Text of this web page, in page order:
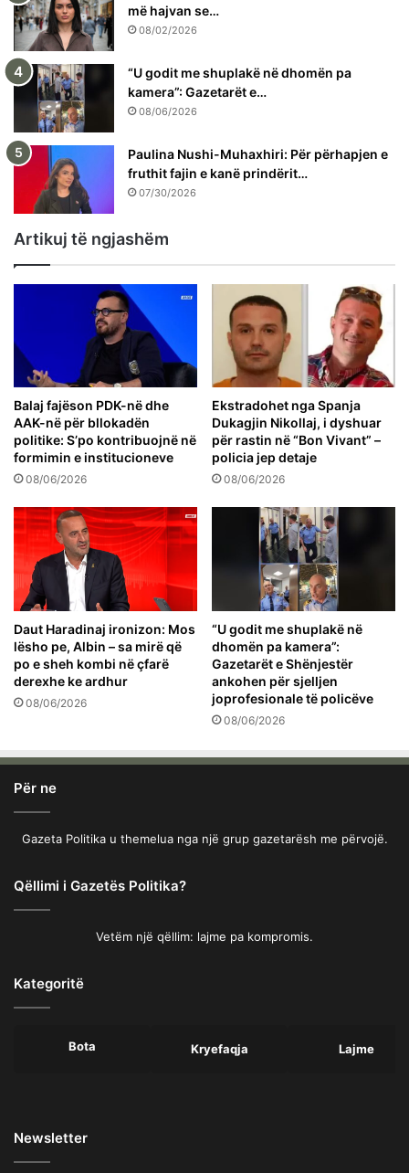
më hajvan se…
08/02/2026
“U godit me shuplakë në dhomën pa
kamera”: Gazetarët e…
08/06/2026
Paulina Nushi-Muhaxhiri: Për përhapjen e
fruthit fajin e kanë prindërit…
07/30/2026
Artikuj të ngjashëm
Balaj fajëson PDK-në dhe
AAK-në për bllokadën
politike: S’po kontribuojnë në
formimin e institucioneve
08/06/2026
Ekstradohet nga Spanja
Dukagjin Nikollaj, i dyshuar
për rastin në “Bon Vivant” –
policia jep detaje
08/06/2026
Daut Haradinaj ironizon: Mos
lësho pe, Albin – sa mirë që
po e sheh kombi në çfarë
derexhe ke ardhur
08/06/2026
“U godit me shuplakë në
dhomën pa kamera”:
Gazetarët e Shënjestër
ankohen për sjelljen
joprofesionale të policëve
08/06/2026
Për ne
Gazeta Politika u themelua nga një grup gazetarësh me përvojë.
Qëllimi i Gazetës Politika?
Vetëm një qëllim: lajme pa kompromis.
Kategoritë
Bota Kryefaqja Lajme
Newsletter